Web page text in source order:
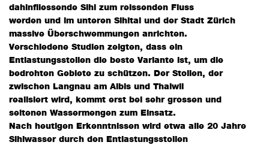
dahinfliessende Sihl zum reissenden Fluss
werden und im unteren Sihltal und der Stadt Zürich
massive Überschwemmungen anrichten.
Verschiedene Studien zeigten, dass ein
Entlastungsstollen die beste Variante ist, um die
bedrohten Gebiete zu schützen. Der Stollen, der
zwischen Langnau am Albis und Thalwil
realisiert wird, kommt erst bei sehr grossen und
seltenen Wassermengen zum Einsatz.
Nach heutigen Erkenntnissen wird etwa alle 20 Jahre
Sihlwasser durch den Entlastungsstollen